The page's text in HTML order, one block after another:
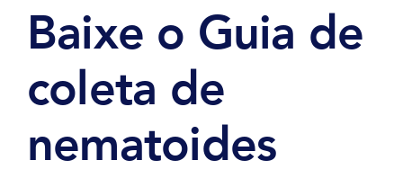
Baixe o Guia de
coleta de
nematoides